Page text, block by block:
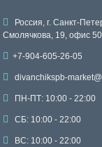
Россия, г. Санкт-
Смолячкова, 19, офис
+7-904-605-26-05
divanchikspb-
ПН-ПТ: 10:00 - 22:00
СБ: 10:00 - 22:00
ВС: 10:00 - 22:00